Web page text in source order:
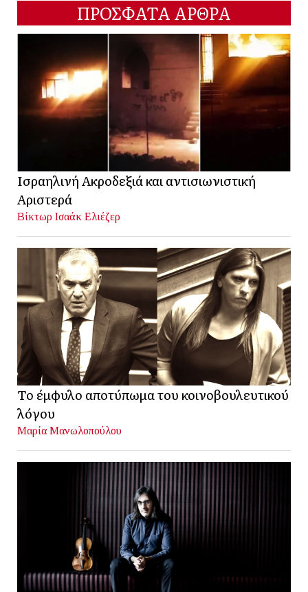
ΠΡΟΣΦΑΤΑ ΑΡΘΡΑ
Ισραηλινή Ακροδεξιά και αντισιωνιστική
Αριστερά
Βίκτωρ Ισαάκ Ελιέζερ
Το έμφυλο αποτύπωμα του κοινοβουλευτικού
λόγου
Μαρία Μανωλοπούλου